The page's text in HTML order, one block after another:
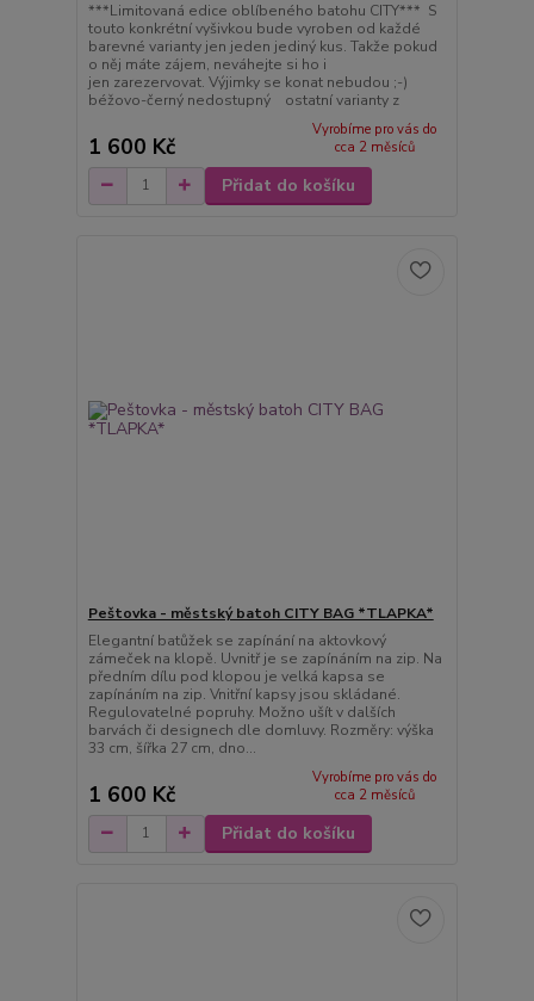
***Limitovaná edice oblíbeného batohu CITY*** S
touto konkrétní vyšivkou bude vyroben od každé
barevné varianty jen jeden jediný kus. Takže pokud
o něj máte zájem, neváhejte si ho i
jen zarezervovat. Výjimky se konat nebudou ;-)
béžovo-černý nedostupný ostatní varianty z
1 600 Kč
Vyrobíme pro vás do
cca 2 měsíců
Přidat do košíku
Peštovka - městský batoh CITY BAG *TLAPKA*
Elegantní batůžek se zapínání na aktovkový
zámeček na klopě. Uvnitř je se zapínáním na zip. Na
předním dílu pod klopou je velká kapsa se
zapínáním na zip. Vnitřní kapsy jsou skládané.
Regulovatelné popruhy. Možno ušít v dalších
barvách či designech dle domluvy. Rozměry: výška
33 cm, šířka 27 cm, dno...
1 600 Kč
Vyrobíme pro vás do
cca 2 měsíců
Přidat do košíku